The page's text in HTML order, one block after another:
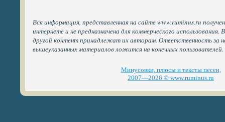
Вся информация, представленная на сайте www.ruminus.ru
интернете и не предназначена для коммерческого
другой контент принадлежат их авторам. Ответственность за
вышеуказанных материалов ложится на конечных пользователей.
Минусовки, плюсы и тексты песен,
2007—2026 © www.ruminus.ru